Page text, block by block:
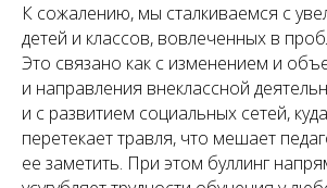
К сожалению, мы сталкиваемся с
детей и классов, вовлеченных в
Это связано как с изменением и
и направления внеклассной
и с развитием социальных сетей,
перетекает травля, что мешает
ее заметить. При этом буллинг